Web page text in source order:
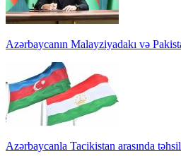
Azərbaycanın Malayziyadakı və
Azərbaycanla Tacikistan arasında